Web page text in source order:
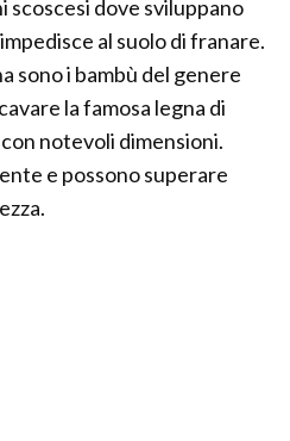
dove sviluppano
al suolo di franare.
sono i bambù del genere
la famosa legna di
notevoli dimensioni.
e possono superare